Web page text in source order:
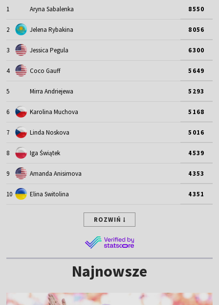
1 Aryna Sabalenka 8550
2 Jelena Rybakina 8056
3 Jessica Pegula 6300
4 Coco Gauff 5649
5 Mirra Andriejewa 5293
6 Karolina Muchova 5168
7 Linda Noskova 5016
8 Iga Świątek 4539
9 Amanda Anisimova 4353
10 Elina Switolina 4351
ROZWIŃ
Najnowsze